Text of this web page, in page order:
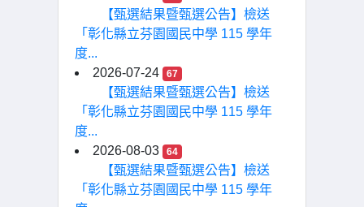
【甄選結果暨甄選公告】檢送
「彰化縣立芬園國民中學 115 學年
度...
2026-07-24
67
【甄選結果暨甄選公告】檢送
「彰化縣立芬園國民中學 115 學年
度...
2026-08-03
64
【甄選結果暨甄選公告】檢送
「彰化縣立芬園國民中學 115 學年